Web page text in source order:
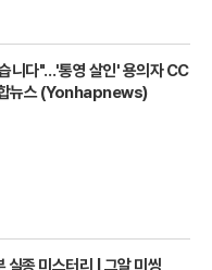
니다"…'통영 살인' 용의자 CC
뉴스 (Yonhapnews)
실종 미스터리 | 그알 미씽